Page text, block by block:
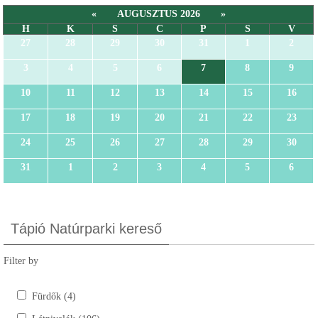
« AUGUSZTUS 2026
»
H
K S C P S
V
27
28 29 30 31 1 2
3 4 5 6 7 8 9
10 11 12 13 14 15 16
17 18 19 20 21 22 23
24 25 26 27 28 29 30
31 1 2 3 4 5 6
Tápió Natúrparki kereső
Filter by
Fürdők (4)